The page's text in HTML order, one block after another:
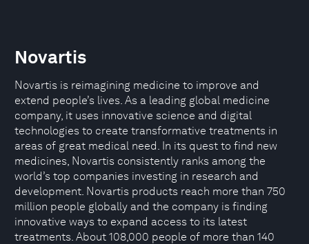
Novartis
Novartis is reimagining medicine to improve and
extend people’s lives. As a leading global medicine
company, it uses innovative science and digital
technologies to create transformative treatments in
areas of great medical need. In its quest to find new
medicines, Novartis consistently ranks among the
world’s top companies investing in research and
development. Novartis products reach more than 750
million people globally and the company is finding
innovative ways to expand access to its latest
treatments. About 108,000 people of more than 140